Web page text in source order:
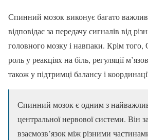
Спинний мозок виконує багато
відповідає за передачу сигналів від
головного мозку і навпаки. Крім того,
роль у реакціях на біль, регуляції
також у підтримці балансу і
Спинний мозок є одним з
центральної нервової системи. Він
взаємозв’язок між різними